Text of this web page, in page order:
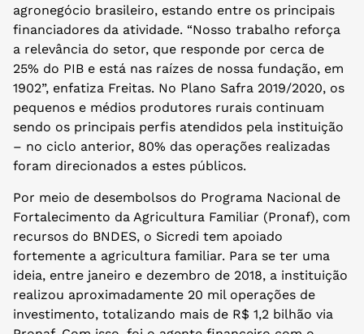
agronegócio brasileiro, estando entre os principais
financiadores da atividade. “Nosso trabalho reforça
a relevância do setor, que responde por cerca de
25% do PIB e está nas raízes de nossa fundação, em
1902”, enfatiza Freitas. No Plano Safra 2019/2020, os
pequenos e médios produtores rurais continuam
sendo os principais perfis atendidos pela instituição
– no ciclo anterior, 80% das operações realizadas
foram direcionados a estes públicos.
Por meio de desembolsos do Programa Nacional de
Fortalecimento da Agricultura Familiar (Pronaf), com
recursos do BNDES, o Sicredi tem apoiado
fortemente a agricultura familiar. Para se ter uma
ideia, entre janeiro e dezembro de 2018, a instituição
realizou aproximadamente 20 mil operações de
investimento, totalizando mais de R$ 1,2 bilhão via